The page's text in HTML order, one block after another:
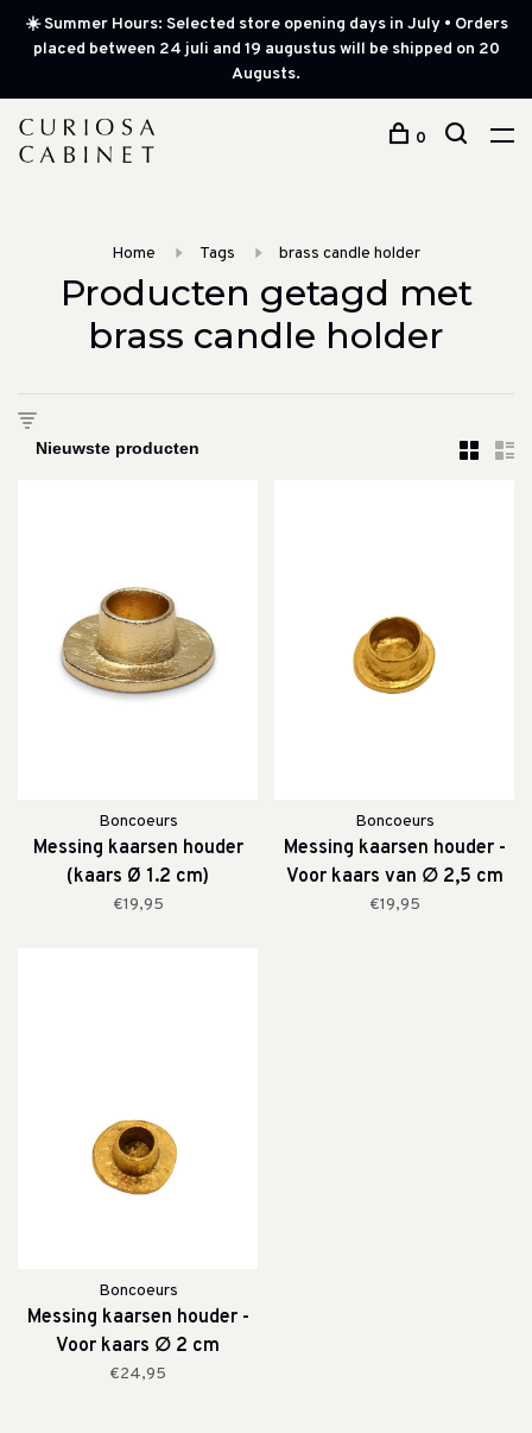
☀️ Summer Hours: Selected store opening days in July • Orders
placed between 24 juli and 19 augustus will be shipped on 20
Augusts.
0
Home Tags brass candle holder
Producten getagd met
brass candle holder
Boncoeurs
Messing kaarsen houder
(kaars Ø 1.2 cm)
€19,95
Boncoeurs
Messing kaarsen houder -
Voor kaars van ∅ 2,5 cm
€19,95
Boncoeurs
Messing kaarsen houder -
Voor kaars ∅ 2 cm
€24,95